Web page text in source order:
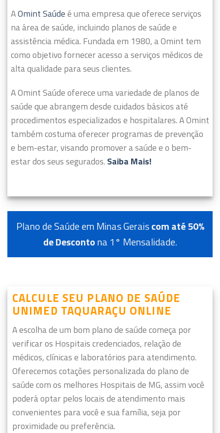
AOmint Saúdeé uma empresa que oferece serviços
na área de saúde, incluindo planos de saúde e
assistência médica. Fundada em 1980, a Omint tem
como objetivo fornecer acesso a serviços médicos de
alta qualidade para seus clientes.
A Omint Saúde oferece uma variedade de planos de
saúde que abrangem desde cuidados básicos até
procedimentos especializados e hospitalares. A Omint
também costuma oferecer programas de prevenção
e bem-estar, visando promover a saúde e o bem-
estar dos seus segurados. Saiba Mais!
Plano de Saúde em Minas Geraiscom até 50%
de Descontona 1° Mensalidade.
CALCULE SEU PLANO DE SAÚDE
UNIMED TAQUARAÇU ONLINE
A escolha de um bom plano de saúde começa por
verificar os Hospitais credenciados, relação de
médicos, clínicas e laboratórios para atendimento.
Oferecemos cotações personalizada do plano de
saúde com os melhores Hospitais de MG, assim você
poderá optar pelos locais de atendimento mais
convenientes para você e sua família, seja por
proximidade ou preferência.